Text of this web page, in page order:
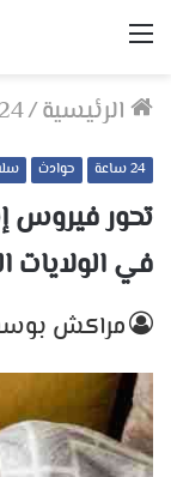
القائمة
الرئيسية/24 ساعة
24 ساعة حوادث
تحور فيروس
في الولايات
مراكش